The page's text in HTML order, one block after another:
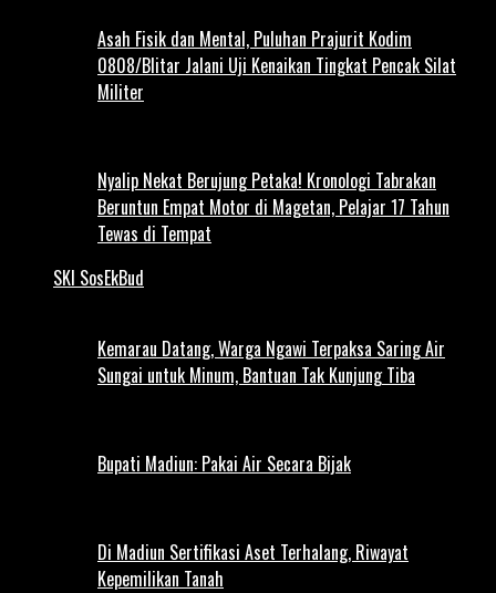
Asah Fisik dan Mental, Puluhan Prajurit Kodim
0808/Blitar Jalani Uji Kenaikan Tingkat Pencak Silat
Militer
Nyalip Nekat Berujung Petaka! Kronologi Tabrakan
Beruntun Empat Motor di Magetan, Pelajar 17 Tahun
Tewas di Tempat
SKI SosEkBud
Kemarau Datang, Warga Ngawi Terpaksa Saring Air
Sungai untuk Minum, Bantuan Tak Kunjung Tiba
Bupati Madiun: Pakai Air Secara Bijak
Di Madiun Sertifikasi Aset Terhalang, Riwayat
Kepemilikan Tanah